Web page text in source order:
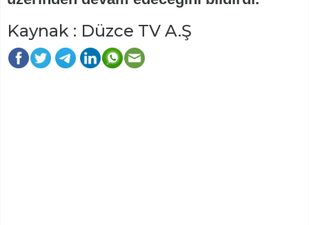
Kaynak : Düzce TV A.Ş